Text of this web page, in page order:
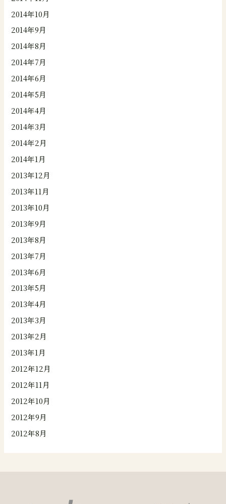
2014年10月
2014年9月
2014年8月
2014年7月
2014年6月
2014年5月
2014年4月
2014年3月
2014年2月
2014年1月
2013年12月
2013年11月
2013年10月
2013年9月
2013年8月
2013年7月
2013年6月
2013年5月
2013年4月
2013年3月
2013年2月
2013年1月
2012年12月
2012年11月
2012年10月
2012年9月
2012年8月